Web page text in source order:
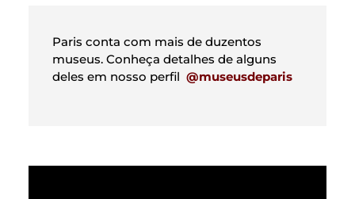
Paris conta com mais de duzentos
museus. Conheça detalhes de alguns
deles em nosso perfil@museusdeparis